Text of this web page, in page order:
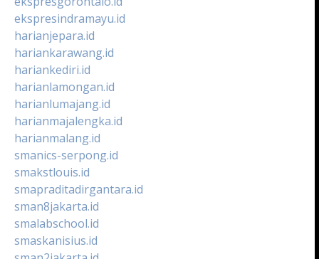
ekspresindramayu.id
harianjepara.id
hariankarawang.id
hariankediri.id
harianlamongan.id
harianlumajang.id
harianmajalengka.id
harianmalang.id
smanics-serpong.id
smakstlouis.id
smapraditadirgantara.id
sman8jakarta.id
smalabschool.id
smaskanisius.id